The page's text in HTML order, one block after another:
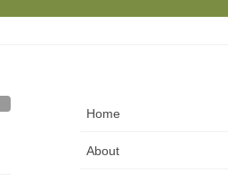
Home
About